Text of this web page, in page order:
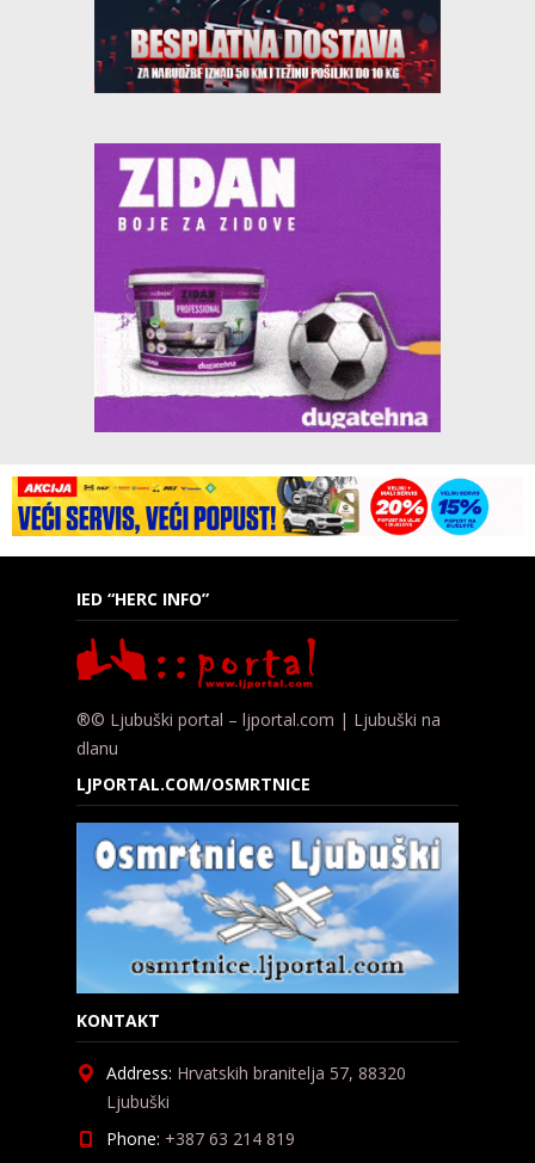
IED “HERC INFO”
®© Ljubuški portal – ljportal.com | Ljubuški na
dlanu
LJPORTAL.COM/OSMRTNICE
KONTAKT
Address: Hrvatskih branitelja 57, 88320
Ljubuški
Phone: +387 63 214 819